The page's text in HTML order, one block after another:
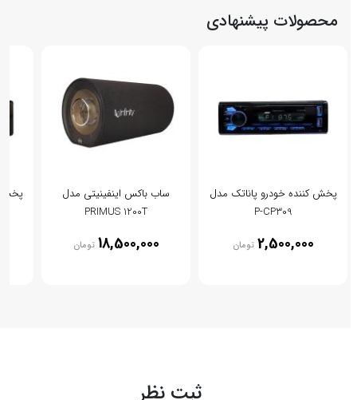
محصولات پیشنهادی
پخش کننده خودرو پاناتک مدل
P-CP309
2,500,000 تومان
ساب باکس اینفینیتی مدل
PRIMUS 1200T
18,500,000 تومان
پخش
ثبت نظر